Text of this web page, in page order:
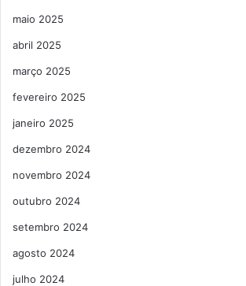
maio 2025
abril 2025
março 2025
fevereiro 2025
janeiro 2025
dezembro 2024
novembro 2024
outubro 2024
setembro 2024
agosto 2024
julho 2024